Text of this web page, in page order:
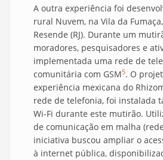
A outra experiência foi
rural Nuvem, na Vila da
Resende (RJ). Durante um
moradores, pesquisadores e
implementada uma rede de
comunitária com GSM5. O
experiência mexicana do
rede de telefonia, foi instalada
Wi-Fi durante este mutirão.
de comunicação em malha
iniciativa buscou ampliar o
à internet pública,